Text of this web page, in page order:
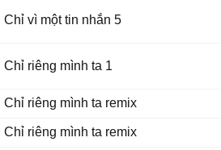
Chỉ vì một tin nhắn 5
Chỉ riêng mình ta 1
Chỉ riêng mình ta remix
Chỉ riêng mình ta remix